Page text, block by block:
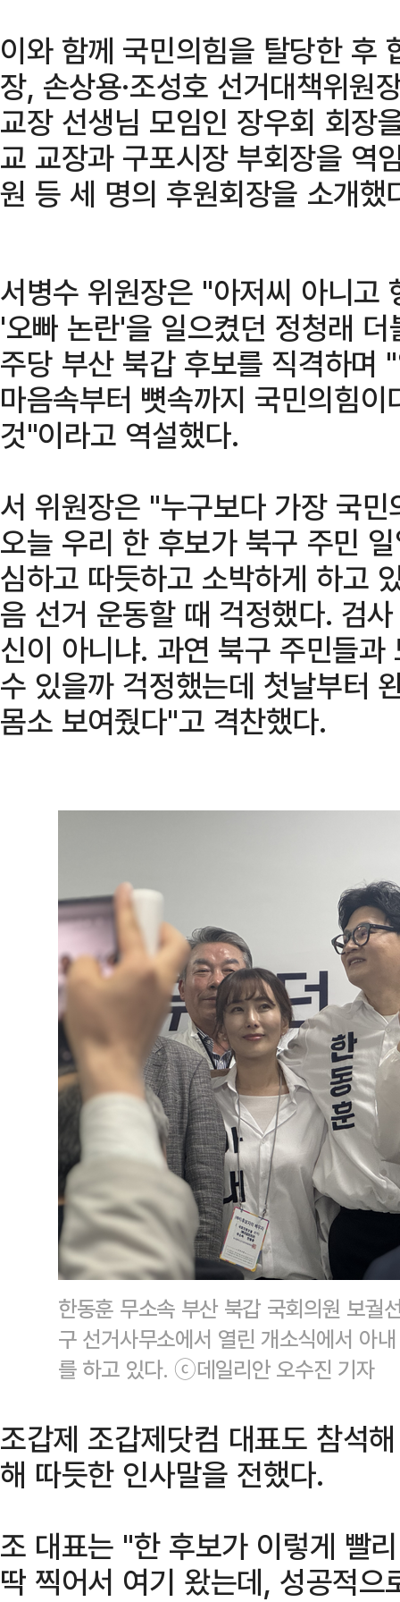
이와 함께 국민의힘을 탈당한 후
장, 손상용·조성호 선거대책위원
교장 선생님 모임인 장우회 회장
교 교장과 구포시장 부회장을 역
원 등 세 명의 후원회장을 소개했
서병수 위원장은 "아저씨 아니고
'오빠 논란'을 일으켰던 정청래
주당 부산 북갑 후보를 직격하며
마음속부터 뼛속까지 국민의힘
것"이라고 역설했다.
서 위원장은 "누구보다 가장 국
오늘 우리 한 후보가 북구 주민
심하고 따듯하고 소박하게 하고
음 선거 운동할 때 걱정했다. 검
신이 아니냐. 과연 북구 주민들
수 있을까 걱정했는데 첫날부터
몸소 보여줬다"고 격찬했다.
한동훈 무소속 부산 북갑 국회의원 보궐
구 선거사무소에서 열린 개소식에서 아
를 하고 있다. ⓒ데일리안 오수진 기자
조갑제 조갑제닷컴 대표도 참석
해 따듯한 인사말을 전했다.
조 대표는 "한 후보가 이렇게 빨
딱 찍어서 여기 왔는데, 성공적